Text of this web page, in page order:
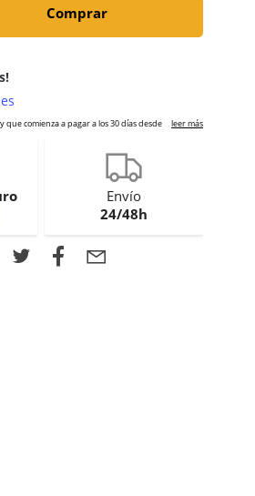
Comprar
Envío
24/48h